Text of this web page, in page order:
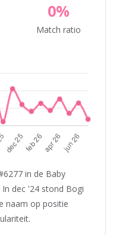
0%
Match ratio
in de Baby
dec '24 stond Bogi
naam op positie